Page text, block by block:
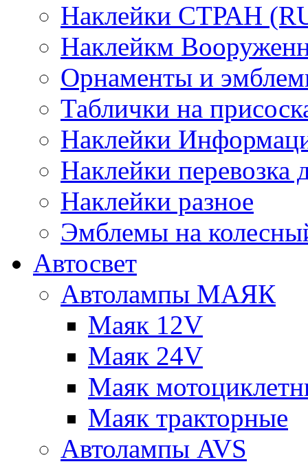
Наклейки СТРАН
Наклейкм
Орнаменты и
Таблички на
Наклейки
Наклейки перевозка
Наклейки разное
Эмблемы на
Автосвет
Автолампы МАЯК
Маяк 12V
Маяк 24V
Маяк
Маяк тракторные
Автолампы AVS